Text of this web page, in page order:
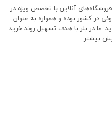
فروشگاه‌های آنلاین با تخصص ویژه در
در کشور بوده و همواره به عنوان
ما در بلز با هدف تسهیل روند خرید
بیشتر